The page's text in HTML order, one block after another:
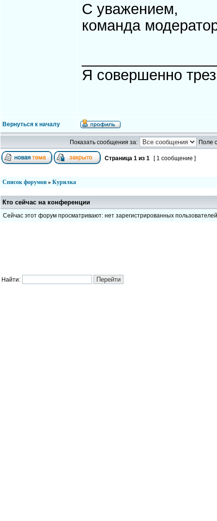
С уважением,
команда
Я совершенно
Вернуться к началу
Показать сообщения за: Поле
Страница 1 из 1 [ 1 сообщение ]
Список форумов » Курилка
Кто сейчас на конференции
Сейчас этот форум просматривают: нет зарегистрированных пользователей
Найти: